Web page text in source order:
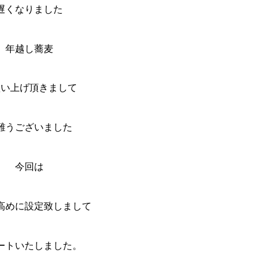
くなりました
年越し蕎麦
上げ頂きまして
うございました
今回は
めに設定致しまして
トいたしました。